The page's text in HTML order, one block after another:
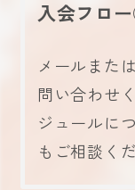
入会フロ
メールまた
問い合わせ
ジュールに
もご相談く